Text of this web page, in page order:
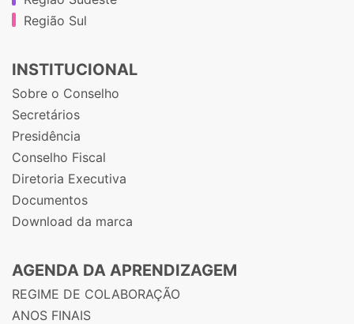
Região Sul
INSTITUCIONAL
Sobre o Conselho
Secretários
Presidência
Conselho Fiscal
Diretoria Executiva
Documentos
Download da marca
AGENDA DA APRENDIZAGEM
REGIME DE COLABORAÇÃO
ANOS FINAIS